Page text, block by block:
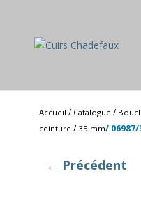
Accueil / Catalogue /
ceinture / 35 mm/ 06987/
← Précédent